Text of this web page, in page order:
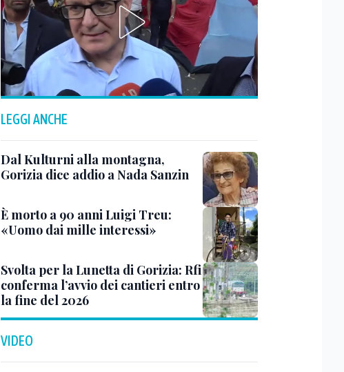
LEGGI ANCHE
Dal Kulturni alla montagna,
Gorizia dice addio a Nada Sanzin
È morto a 90 anni Luigi Treu:
«Uomo dai mille interessi»
Svolta per la Lunetta di Gorizia: Rfi
conferma l’avvio dei cantieri entro
la fine del 2026
VIDEO